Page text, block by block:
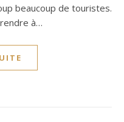
beaucoup de touristes.
à…